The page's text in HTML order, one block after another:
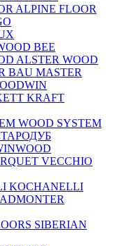
ALPINE FLOOR
BEE
ALSTER WOOD
BAU MASTER
KRAFT
WOOD SYSTEM
VECCHIO
KOCHANELLI
ADMONTER
SIBERIAN